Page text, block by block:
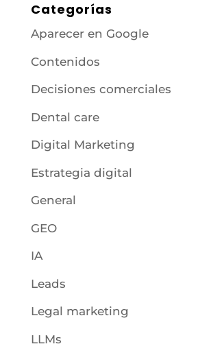
Categorías
Aparecer en Google
Contenidos
Decisiones comerciales
Dental care
Digital Marketing
Estrategia digital
General
GEO
IA
Leads
Legal marketing
LLMs